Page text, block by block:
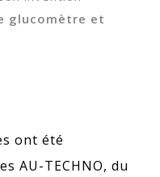
glucomètre et
ont été
AU-TECHNO, du